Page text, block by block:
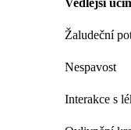
Vedlejší
Žaludeční
Nespavost
Interakce s